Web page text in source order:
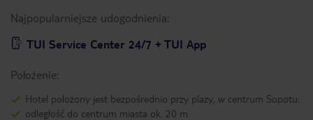
Najpopularniejsze udogodnienia:
TUI Service Center 24/7 + TUI App
Położenie:
Hotel położony jest bezpośrednio przy plaży, w centrum Sopotu.
odległość do centrum miasta ok. 20 m